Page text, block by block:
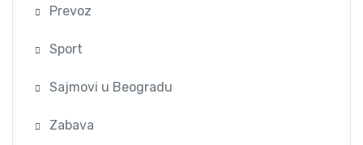
Prevoz
Sport
Sajmovi u Beogradu
Zabava